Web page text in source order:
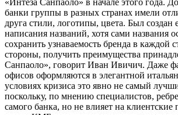
«Интеза Санпаоло» в начале этого года.
банки группы в разных странах имели
друга стили, логотипы, цвета. Был создан
написания названий, хотя сами названия
сохранить узнаваемость бренда в каждой
стороны, получить преимущества
Санпаоло», говорит Иван Ивичич. Даже
офисов оформляются в элегантной
условиях кризиса это явно не самый
поскольку, по мнению специалистов,
самого банка, но не влияет на клиентские